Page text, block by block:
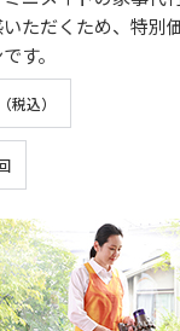
ただくため、特別
す。
税込）